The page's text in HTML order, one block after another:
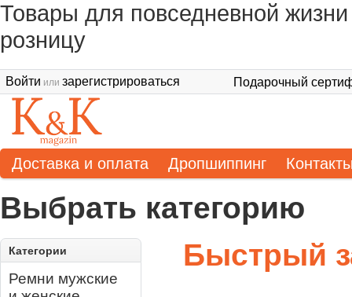
Товары для повседневной
розницу
Войти или зарегистрироваться Подарочный
Доставка и оплата Дропшиппинг
Выбрать категорию
Категории
Ремни мужские
Быстрый